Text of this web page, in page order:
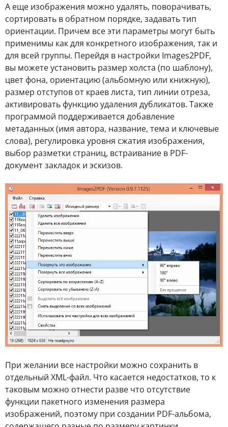
А еще изображения можно удалять, поворачивать,
сортировать в обратном порядке, задавать тип
ориентации. Причем все эти параметры могут быть
применимы как для конкретного изображения, так и
для всей группы. Перейдя в настройки Images2PDF,
вы можете установить размер холста (по шаблону),
цвет фона, ориентацию (альбомную или книжную),
размер отступов от краев листа, тип линии отреза,
активировать функцию удаления дубликатов. Также
программой поддерживается добавление
метаданных (имя автора, название, тема и ключевые
слова), регулировка уровня сжатия изображения,
выбор разметки страниц, встраивание в PDF-
документ закладок и эскизов.
При желании все настройки можно сохранить в
отдельный XML-файл. Что касается недостатков, то к
таковым можно отнести разве что отсутствие
функции пакетного изменения размера
изображений, поэтому при создании PDF-альбома,